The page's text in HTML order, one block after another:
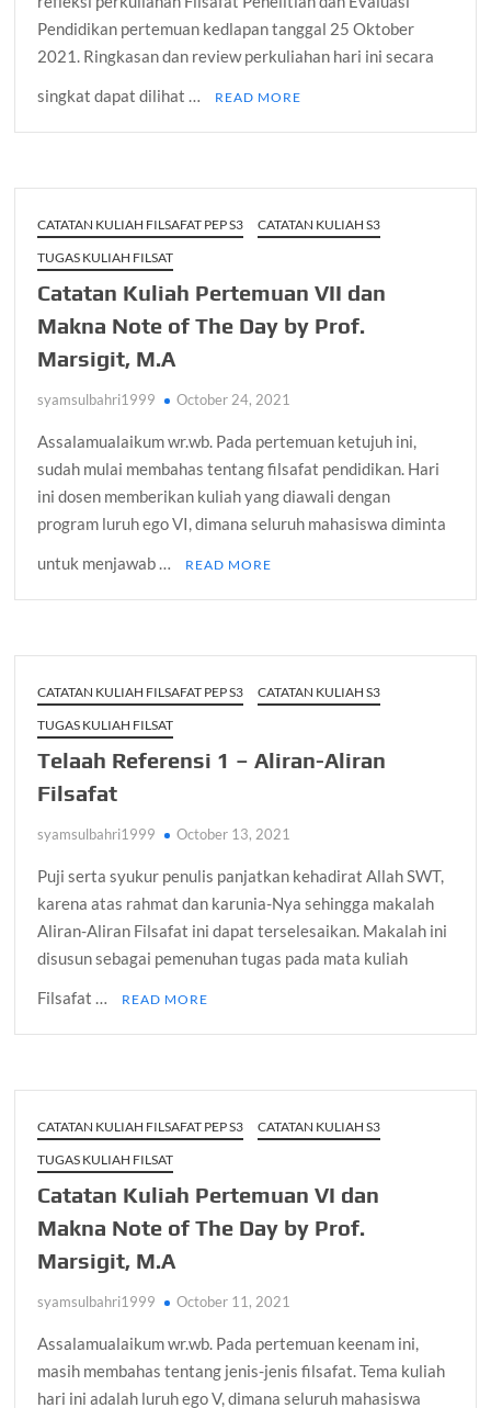
Pendidikan pertemuan kedlapan tanggal 25 Oktober
2021. Ringkasan dan review perkuliahan hari ini secara
singkat dapat dilihat …
READ MORE
CATATAN KULIAH FILSAFAT PEP S3
CATATAN KULIAH S3
TUGAS KULIAH FILSAT
Catatan Kuliah Pertemuan VII dan
Makna Note of The Day by Prof.
Marsigit, M.A
syamsulbahri1999 October 24, 2021
Assalamualaikum wr.wb. Pada pertemuan ketujuh ini,
sudah mulai membahas tentang filsafat pendidikan. Hari
ini dosen memberikan kuliah yang diawali dengan
program luruh ego VI, dimana seluruh mahasiswa diminta
untuk menjawab …
READ MORE
CATATAN KULIAH FILSAFAT PEP S3
CATATAN KULIAH S3
TUGAS KULIAH FILSAT
Telaah Referensi 1 – Aliran-Aliran
Filsafat
syamsulbahri1999 October 13, 2021
Puji serta syukur penulis panjatkan kehadirat Allah SWT,
karena atas rahmat dan karunia-Nya sehingga makalah
Aliran-Aliran Filsafat ini dapat terselesaikan. Makalah ini
disusun sebagai pemenuhan tugas pada mata kuliah
Filsafat …
READ MORE
CATATAN KULIAH FILSAFAT PEP S3
CATATAN KULIAH S3
TUGAS KULIAH FILSAT
Catatan Kuliah Pertemuan VI dan
Makna Note of The Day by Prof.
Marsigit, M.A
syamsulbahri1999 October 11, 2021
Assalamualaikum wr.wb. Pada pertemuan keenam ini,
masih membahas tentang jenis-jenis filsafat. Tema kuliah
hari ini adalah luruh ego V, dimana seluruh mahasiswa